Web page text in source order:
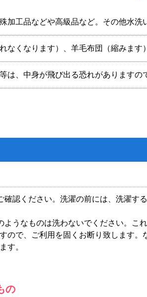
加工品などや高級品など。その他水洗
なくなります）、羊毛布団（縮みます）
は、中身が飛び出る恐れがありますの
認ください。洗濯の前には、洗濯す
うなものは洗わないでください。こ
ので、ご利用を固くお断り致します。
す。
の